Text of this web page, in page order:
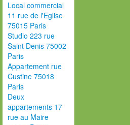
Local commercial
11 rue de l'Eglise
75015 Paris
Studio 223 rue
Saint Denis 75002
Paris
Appartement rue
Custine 75018
Paris
Deux
appartements 17
rue au Maire